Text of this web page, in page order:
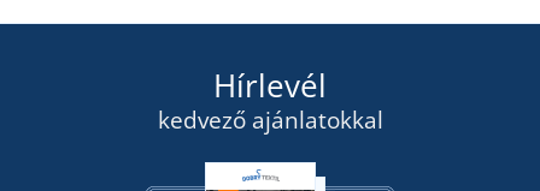
Hírlevél
kedvező ajánlatokkal